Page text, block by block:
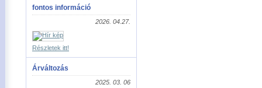
fontos információ
2026. 04.27.
Részletek itt!
Árváltozás
2025. 03. 06